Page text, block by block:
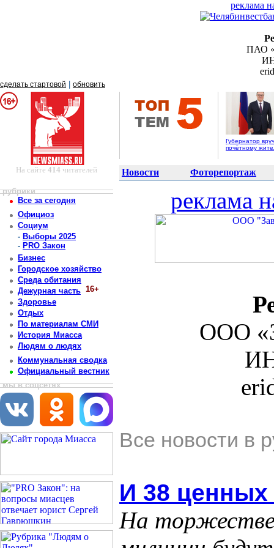
реклама
ПАО
сделать стартовой обновить
Губернатор
почётному
На сайте 414 читателей Новости Фоторепортаж
рубрики
Все за сегодня
Официоз
Социум
- Выборы 2025
- PRO Закон
Бизнес
Городское хозяйство
Среда обитания
Дежурная часть 16+
Здоровье
Отдых
По материалам СМИ
История Миасса
Людям о людях
Коммунальная сводка
Официальный вестник
мы в соцсетях
реклама
ООО
Все новости в
И 38 ценных
На